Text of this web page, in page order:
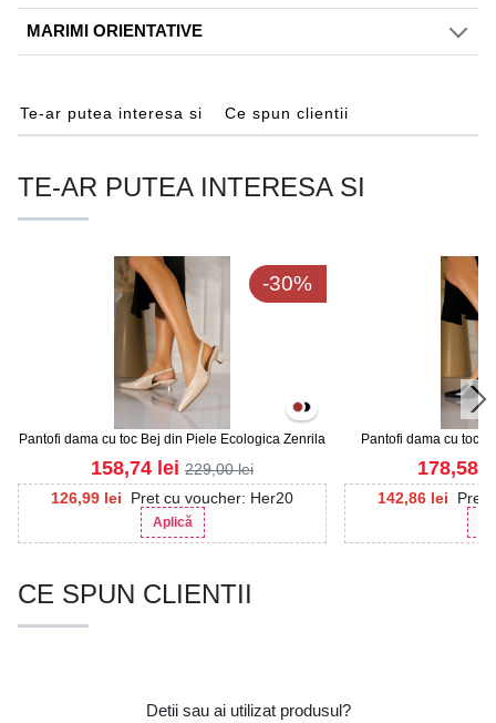
MARIMI ORIENTATIVE
Te-ar putea interesa si Ce spun clientii
TE-AR PUTEA INTERESA SI
-30%
Pantofi dama cu toc Bej din Piele Ecologica Zenrila
126,99 lei Pret cu voucher: Her20
Aplică
158,74 lei 229,00lei
Pantofi dama cu toc
142,86 lei Pret
178,58
CE SPUN CLIENTII
Detii sau ai utilizat produsul?